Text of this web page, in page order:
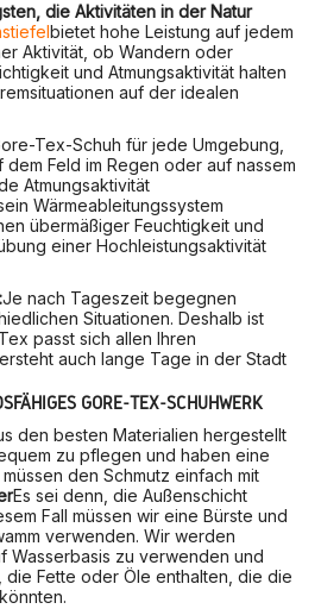
die Aktivitäten in der Natur
bietet hohe Leistung auf jedem
Aktivität, ob Wandern oder
und Atmungsaktivität halten
auf der idealen
Tex-Schuh für jede Umgebung,
Feld im Regen oder auf nassem
Atmungsaktivität
Wärmeableitungssystem
übermäßiger Feuchtigkeit und
einer Hochleistungsaktivität
Je nach Tageszeit begegnen
Situationen. Deshalb ist
passt sich allen Ihren
auch lange Tage in der Stadt
GORE-TEX-SCHUHWERK
den besten Materialien hergestellt
zu pflegen und haben eine
den Schmutz einfach mit
Es sei denn, die Außenschicht
Fall müssen wir eine Bürste und
verwenden. Wir werden
Wasserbasis zu verwenden und
Fette oder Öle enthalten, die die